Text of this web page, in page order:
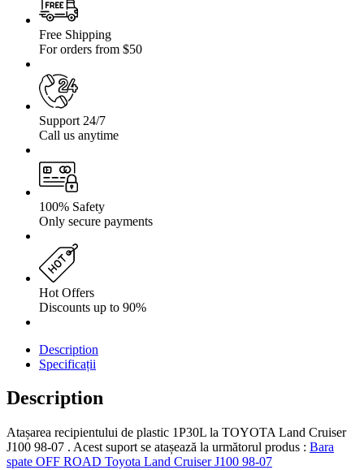
Free Shipping
For orders from $50
Support 24/7
Call us anytime
100% Safety
Only secure payments
Hot Offers
Discounts up to 90%
Description
Specificații
Description
Atașarea recipientului de plastic 1P30L la TOYOTA Land Cruiser
J100 98-07 . Acest suport se atașează la următorul produs : Bara
spate OFF ROAD Toyota Land Cruiser J100 98-07